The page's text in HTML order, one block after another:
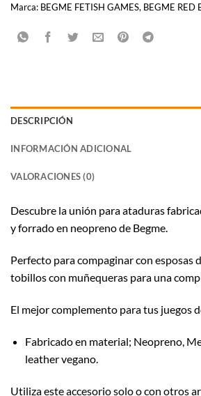
Marca: BEGME FETISH GAMES, BEGME RED
DESCRIPCIÓN
INFORMACIÓN ADICIONAL
VALORACIONES (0)
Descubre la unión para ataduras
y forrado en neopreno de Begme.
Perfecto para compaginar con esposas
tobillos con muñequeras para una
El mejor complemento para tus juegos
Fabricado en material; Neopreno,
leather vegano.
Utiliza este accesorio solo o con otros